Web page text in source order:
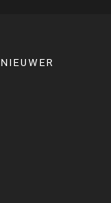
NIEUWER